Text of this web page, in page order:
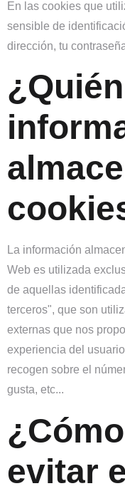
En las cookies que
sensible de
dirección, tu
La información
Web es utilizada
de aquellas
terceros", que son
externas que nos
experiencia del
recogen sobre el
gusta, etc...
evitar